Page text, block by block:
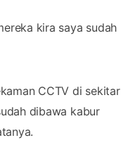
kira saya sudah
CCTV di sekitar
dibawa kabur